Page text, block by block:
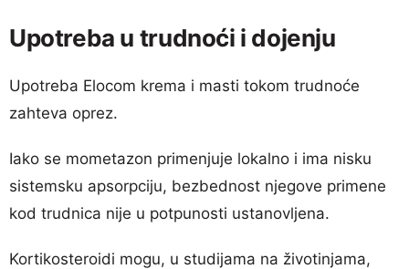
Upotreba u trudnoći i dojenju
Upotreba Elocom krema i masti tokom trudnoće
zahteva oprez.
Iako se mometazon primenjuje lokalno i ima nisku
sistemsku apsorpciju, bezbednost njegove primene
kod trudnica nije u potpunosti ustanovljena.
Kortikosteroidi mogu, u studijama na životinjama,